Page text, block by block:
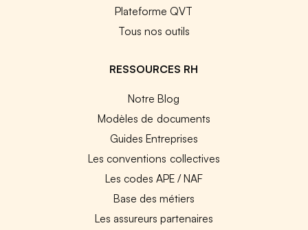
Plateforme QVT
Tous nos outils
RESSOURCES RH
Notre Blog
Modèles de documents
Guides Entreprises
Les conventions collectives
Les codes APE / NAF
Base des métiers
Les assureurs partenaires